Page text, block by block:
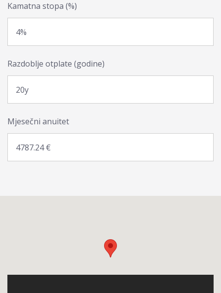
Kamatna stopa (%)
Razdoblje otplate (godine)
Mjesečni anuitet